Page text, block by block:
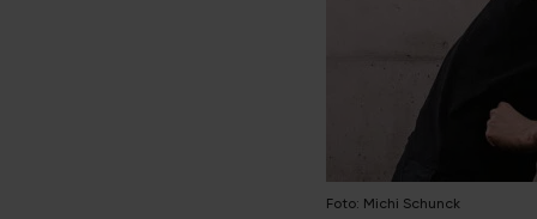
Foto: Michi Schunck